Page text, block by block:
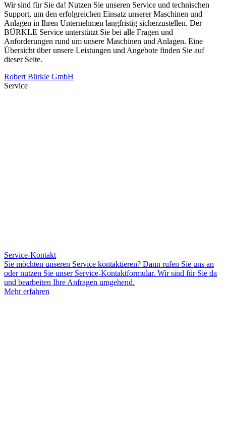
Wir sind für Sie da! Nutzen Sie unseren Service und technischen
Support, um den erfolgreichen Einsatz unserer Maschinen und
Anlagen in Ihren Unternehmen langfristig sicherzustellen. Der
BÜRKLE Service unterstützt Sie bei alle Fragen und
Anforderungen rund um unsere Maschinen und Anlagen. Eine
Übersicht über unsere Leistungen und Angebote finden Sie auf
dieser Seite.
Robert Bürkle GmbH
Service
Service-Kontakt
Sie möchten unseren Service kontaktieren? Dann rufen Sie uns an
oder nutzen Sie unser Service-Kontaktformular. Wir sind für Sie da
und bearbeiten Ihre Anfragen umgehend.
Mehr erfahren